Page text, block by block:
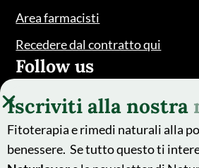
Area farmacisti
Recedere dal contratto qui
Follow us
Iscriviti alla nostra
Fitoterapia e rimedi naturali alla
benessere. Se tutto questo ti